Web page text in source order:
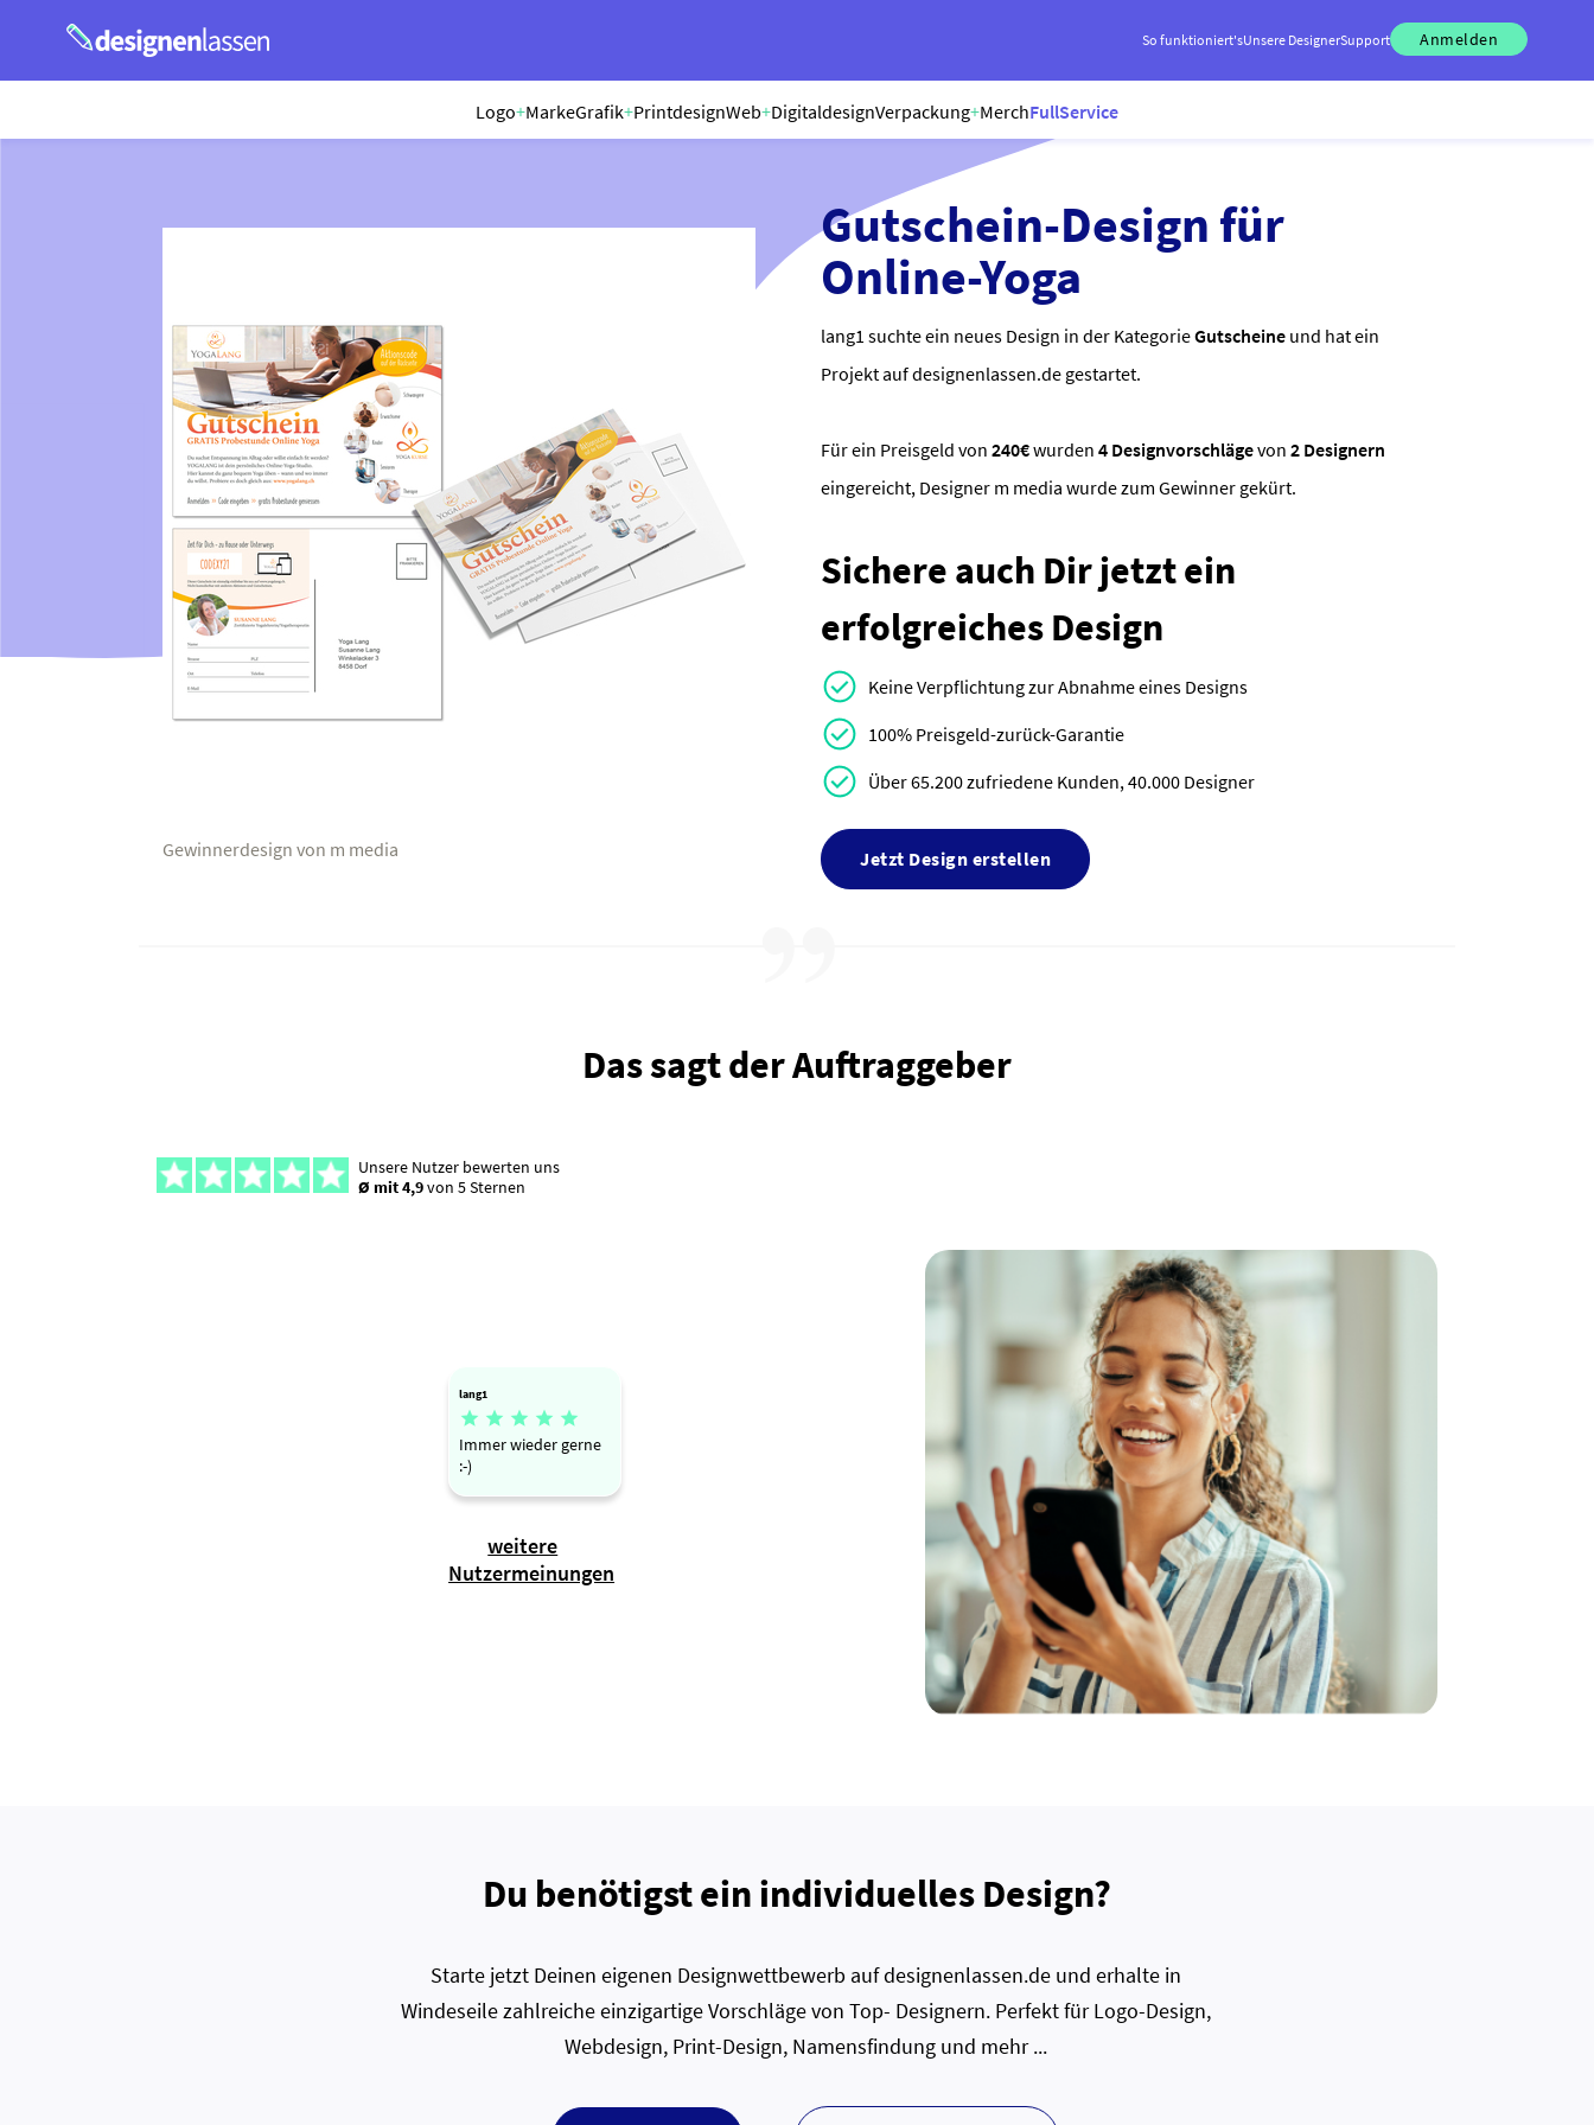
So funktioniert'sUnsere DesignerSupport Anmelden
Logo+MarkeGrafik+PrintdesignWeb+DigitaldesignVerpackung+MerchFullService
Gewinnerdesign von m media
Gutschein-Design für
Online-Yoga
lang1 suchte ein neues Design in der KategorieGutscheine und hat ein
Projekt auf designenlassen.de gestartet.
Für ein Preisgeld von 240€wurden 4 Designvorschlägevon 2 Designern
eingereicht, Designer m media wurde zum Gewinner gekürt.
Sichere auch Dir jetzt ein
erfolgreiches Design
Keine Verpflichtung zur Abnahme eines Designs
100% Preisgeld-zurück-Garantie
Über 65.200 zufriedene Kunden, 40.000 Designer
Jetzt Design erstellen
Das sagt der Auftraggeber
Unsere Nutzer bewerten uns
Ø mit 4,9von 5 Sternen
lang1
    
Immer wieder gerne
:-)
weitere
Nutzermeinungen
Du benötigst ein individuelles Design?
Starte jetzt Deinen eigenen Designwettbewerb auf designenlassen.de und erhalte in
Windeseile zahlreiche einzigartige Vorschläge von Top- Designern. Perfekt für Logo-Design,
Webdesign, Print-Design, Namensfindung und mehr ...